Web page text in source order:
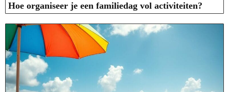
Hoe organiseer je een familiedag vol activiteiten?